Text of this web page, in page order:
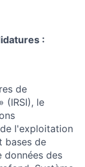
:
de
(IRSI), le
l'exploitation
bases de
données des